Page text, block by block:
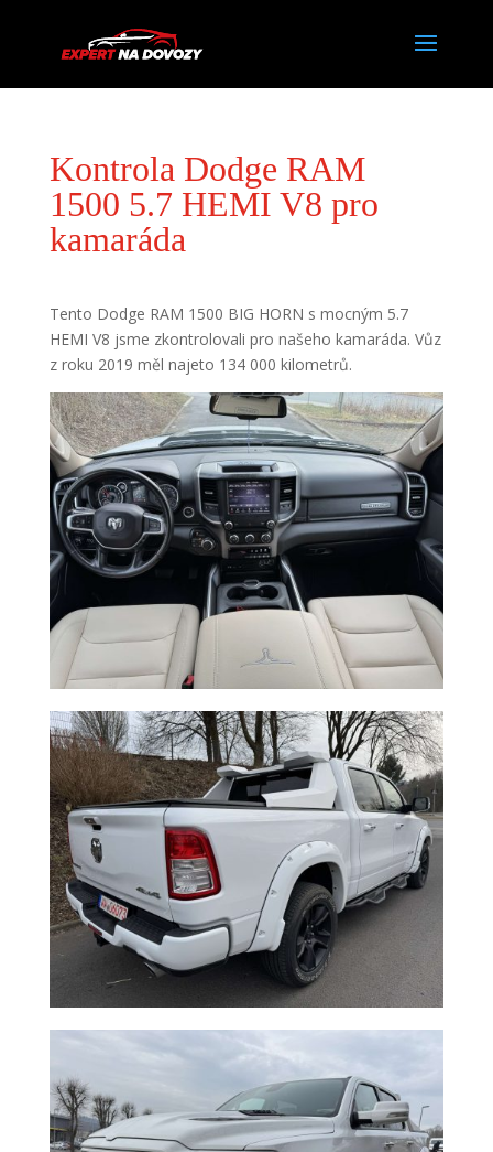
Kontrola Dodge RAM
1500 5.7 HEMI V8 pro
kamaráda
Tento Dodge RAM 1500 BIG HORN s mocným 5.7
HEMI V8 jsme zkontrolovali pro našeho kamaráda. Vůz
z roku 2019 měl najeto 134 000 kilometrů.